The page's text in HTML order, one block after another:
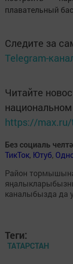
плавательный
Следите за
Telegram-
Читайте
https://
Без социаль
ТикТок, Ютуб,
Район
каналыбызда да
Теги:
ТАТАРСТАН